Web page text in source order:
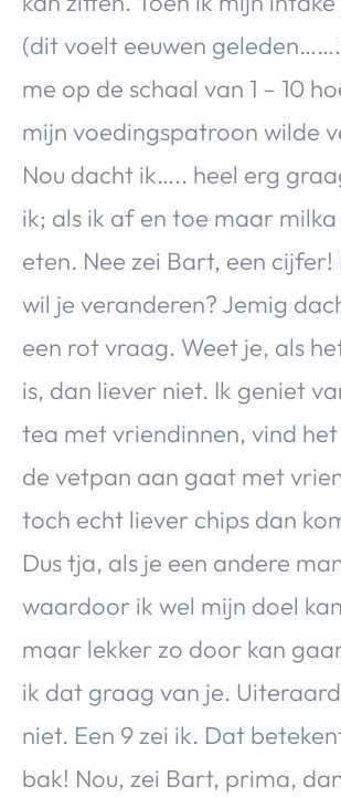
(dit voelt eeuwen
me op de schaal van 1 – 10
mijn voedingspatroon wilde
Nou dacht ik….. heel erg
ik; als ik af en toe maar
eten. Nee zei Bart, een
wil je veranderen? Jemig
een rot vraag. Weet je, als
is, dan liever niet. Ik geniet
tea met vriendinnen, vind
de vetpan aan gaat met
toch echt liever chips dan
Dus tja, als je een andere
waardoor ik wel mijn doel
maar lekker zo door kan
ik dat graag van je.
niet. Een 9 zei ik. Dat
bak! Nou, zei Bart, prima,